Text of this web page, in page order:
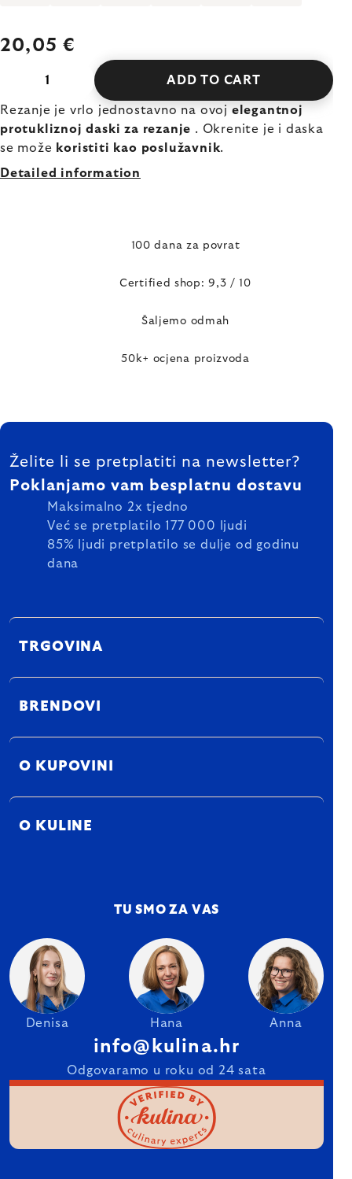
20,05 €
ADD TO CART
Rezanje je vrlo jednostavno na ovoj elegantnoj
protukliznoj daski za rezanje . Okrenite je i daska
se može koristiti kao poslužavnik.
Detailed information
100 dana za povrat
Certified shop: 9,3 / 10
Šaljemo odmah
50k+ ocjena proizvoda
FOOTER
Želite li se pretplatiti na newsletter?
Poklanjamo vam besplatnu dostavu
Maksimalno 2x tjedno
Već se pretplatilo 177 000 ljudi
85% ljudi pretplatilo se dulje od godinu
dana
TRGOVINA
BRENDOVI
O KUPOVINI
O KULINE
TU SMO ZA VAS
Denisa Hana Anna
info@kulina.hr
Odgovaramo u roku od 24 sata